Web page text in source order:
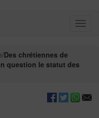
/Des chrétiennes de
question le statut des